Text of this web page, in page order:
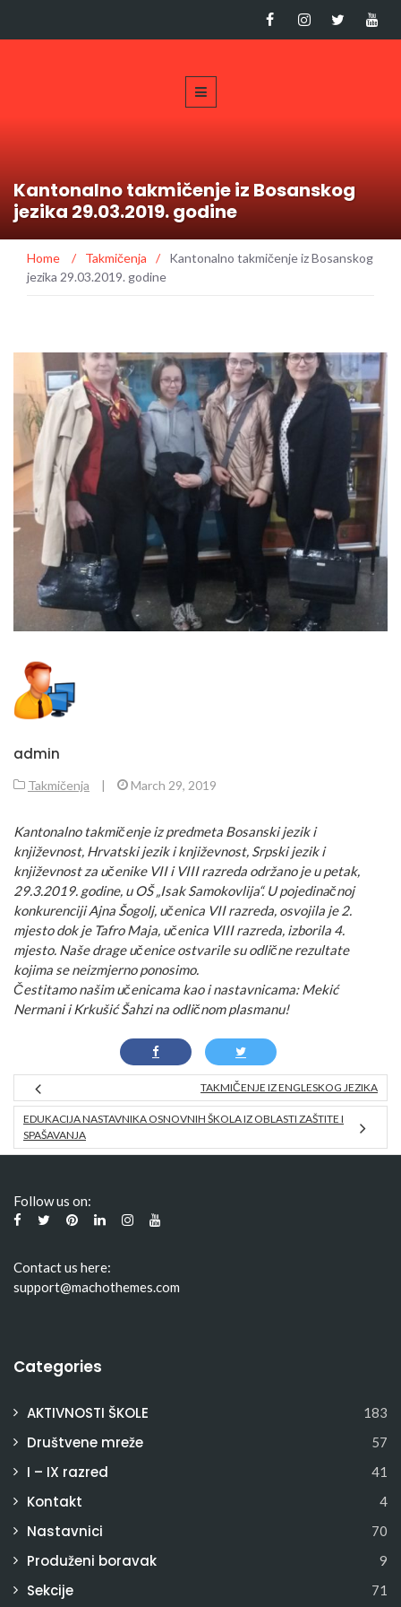
Kantonalno takmičenje iz Bosanskog
jezika 29.03.2019. godine
Home / Takmičenja /
Kantonalno takmičenje iz Bosanskog
jezika 29.03.2019. godine
admin
Takmičenja | March 29, 2019
Kantonalno takmičenje iz predmeta Bosanski jezik i
književnost, Hrvatski jezik i književnost, Srpski jezik i
književnost za učenike VII i VIII razreda održano je u petak,
29.3.2019. godine, u OŠ „Isak Samokovlija“. U pojedinačnoj
konkurenciji Ajna Šogolj, učenica VII razreda, osvojila je 2.
mjesto dok je Tafro Maja, učenica VIII razreda, izborila 4.
mjesto. Naše drage učenice ostvarile su odlične rezultate
kojima se neizmjerno ponosimo.
Čestitamo našim učenicama kao i nastavnicama: Mekić
Nermani i Krkušić Šahzi na odličnom plasmanu!
TAKMIČENJE IZ ENGLESKOG JEZIKA
EDUKACIJA NASTAVNIKA OSNOVNIH ŠKOLA IZ OBLASTI ZAŠTITE I
SPAŠAVANJA
Follow us on:
Contact us here:
support@machothemes.com
Categories
AKTIVNOSTI ŠKOLE 183
Društvene mreže 57
I – IX razred 41
Kontakt 4
Nastavnici 70
Produženi boravak 9
Sekcije 71